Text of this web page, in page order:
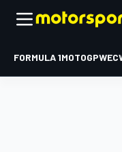
FORMULA 1MOTOGPWEC